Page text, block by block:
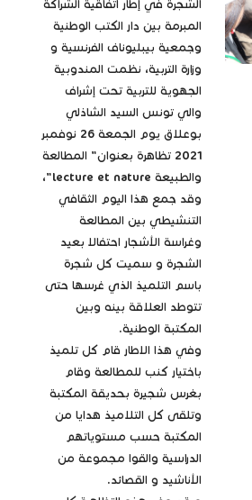
الشجرة في إطار اتفاقية الشراكة
المبرمة بين دار الكتب الوطنية
وجمعية بيبليوناف الفرنسية و
وزارة التربية، نظمت المندوبية
الجهوية للتربية تحت إشراف
والي تونس السيد الشاذلي
بوعلاق يوم الجمعة 26 نوفمبر
2021 تظاهرة بعنوان" المطالعة
والطبيعة lecture et nature"،
وقد جمع هذا اليوم الثقافي
التنشيطي بين المطالعة
وغراسة الأشجار احتفالا بعيد
الشجرة و سميت كل شجرة
باسم التلميذ الذي غرسها حتى
تتوطد العلاقة بينه وبين
المكتبة الوطنية.
وفي هذا الاطار قام كل تلميذ
باختيار كنب للمطالعة وقام
بغرس شجيرة بحديقة المكتبة
وتلقى كل التلاميذ هدايا من
المكتبة حسب مستوياتهم
الدراسية والقوا مجموعة من
الأناشيد و القصائد.